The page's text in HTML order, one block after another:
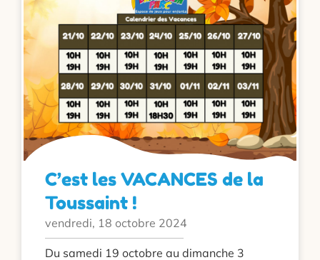
C’est les VACANCES de la
Toussaint !
vendredi, 18 octobre 2024
Du samedi 19 octobre au dimanche 3